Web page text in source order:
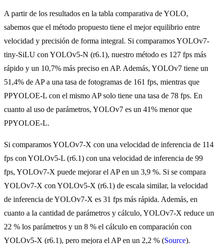
A partir de los resultados en la tabla comparativa de YOLO,
sabemos que el método propuesto tiene el mejor equilibrio entre
velocidad y precisión de forma integral. Si comparamos YOLOv7-
tiny-SiLU con YOLOv5-N (r6.1), nuestro método es 127 fps más
rápido y un 10,7% más preciso en AP. Además, YOLOv7 tiene un
51,4% de AP a una tasa de fotogramas de 161 fps, mientras que
PPYOLOE-L con el mismo AP solo tiene una tasa de 78 fps. En
cuanto al uso de parámetros, YOLOv7 es un 41% menor que
PPYOLOE-L.
Si comparamos YOLOv7-X con una velocidad de inferencia de 114
fps con YOLOv5-L (r6.1) con una velocidad de inferencia de 99
fps, YOLOv7-X puede mejorar el AP en un 3,9 %. Si se compara
YOLOv7-X con YOLOv5-X (r6.1) de escala similar, la velocidad
de inferencia de YOLOv7-X es 31 fps más rápida. Además, en
cuanto a la cantidad de parámetros y cálculo, YOLOv7-X reduce un
22 % los parámetros y un 8 % el cálculo en comparación con
YOLOv5-X (r6.1), pero mejora el AP en un 2,2 % (Source).